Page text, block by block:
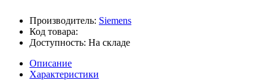
Производитель: Siemens
Код товара:
Доступность: На складе
Описание
Характеристики